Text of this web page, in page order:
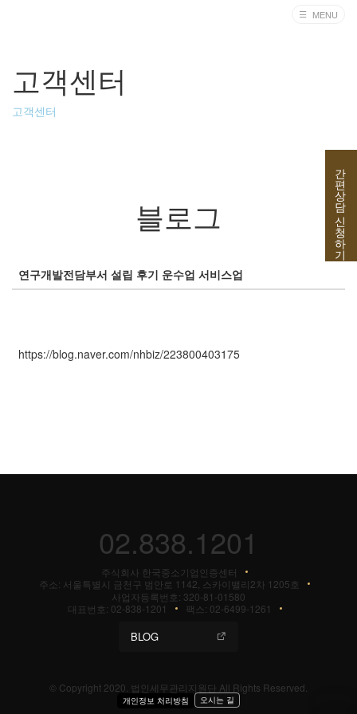
간편상담 신청하기
ISO 시스템 인
증
MENU
고객센터
고객센터
블로그
연구개발전담부서 설립 후기 운수업 서비스업
https://blog.naver.com/nhbiz/223800403175
02.838.1201
주식회사 한국중소기업인증센터
주소: 서울특별시 금천구 범안로 1142, 스카이밸리2차 1205호
사업자등록번호: 320-81-01580
대표번호: 02-838-1201
팩스: 02-6499-1261
BLOG
© Copyright 2020. 법인세무관리지원단 All Rights Reserved.
개인정보 처리방침 오시는 길